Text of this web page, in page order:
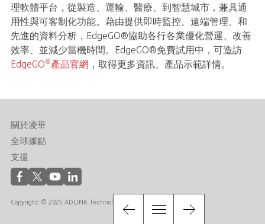
理軟體平台，從製造、運輸、醫療、到智慧城市，兼具通
用性與可客制化功能。藉由提供即時監控、遠端管理、和
先進的資料分析，EdgeGO®協助各行各業優化營運、改善
效率、並減少當機時間。EdgeGO®免費試用中，可造訪
EdgeGO®產品官網 ，取得更多資訊、產品示範詳情。
關於凌華
全球據點
支援
Copyright © 2025 ADLINK Technology Inc. All Rights Reserved.